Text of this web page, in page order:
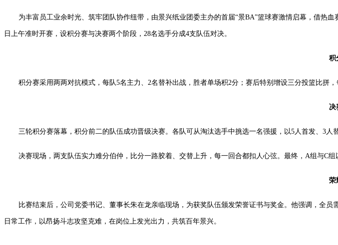
为丰富员工业余时光、筑牢团队协作纽带，由景兴纸业团委主办的首届“景BA”篮球赛激情启幕，借热
日上午准时开赛，设积分赛与决赛两个阶段，28名选手分成4支队伍对决。
积
积分赛采用两两对抗模式，每队5名主力、2名替补出战，胜者单场积2分；赛后特别增设三分投篮比拼
决
三轮积分赛落幕，积分前二的队伍成功晋级决赛。各队可从淘汰选手中挑选一名强援，以5人首发、3人
决赛现场，两支队伍实力难分伯仲，比分一路胶着、交替上升，每一回合都扣人心弦。最终，A组与C组
荣
比赛结束后，公司党委书记、董事长朱在龙亲临现场，为获奖队伍颁发荣誉证书与奖金。他强调，全
日常工作，以昂扬斗志攻坚克难，在岗位上发光出力，共筑百年景兴。